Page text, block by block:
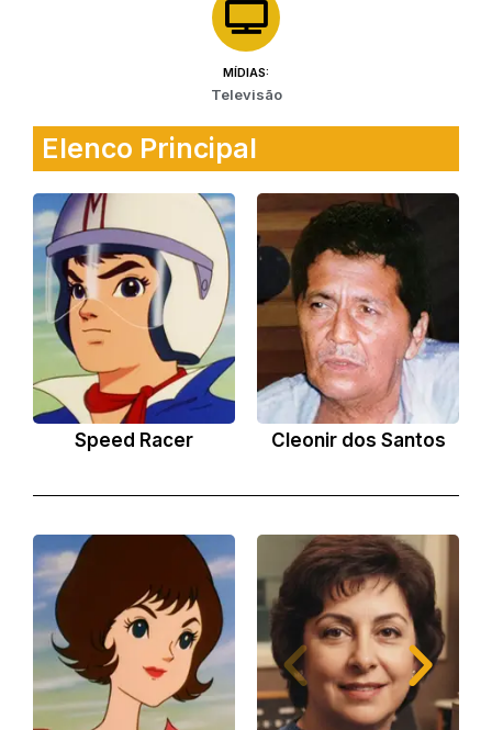
MÍDIAS:
Televisão
Elenco Principal
Speed Racer Cleonir dos Santos